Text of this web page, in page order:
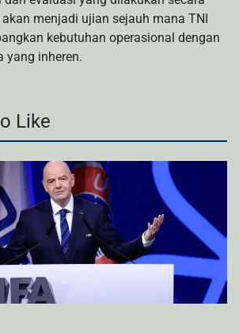
menjadi ujian sejauh mana TNI
kebutuhan operasional dengan
yang inheren.
Like